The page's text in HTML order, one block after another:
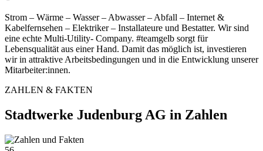
Strom – Wärme – Wasser – Abwasser – Abfall – Internet &
Kabelfernsehen – Elektriker – Installateure und Bestatter. Wir sind
eine echte Multi-Utility- Company. #teamgelb sorgt für
Lebensqualität aus einer Hand. Damit das möglich ist, investieren
wir in attraktive Arbeitsbedingungen und in die Entwicklung unserer
Mitarbeiter:innen.
ZAHLEN & FAKTEN
Stadtwerke Judenburg AG in Zahlen